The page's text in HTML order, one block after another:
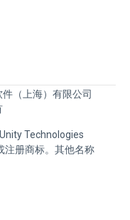
（上海）有限公司
Technologies
注册商标。其他名称